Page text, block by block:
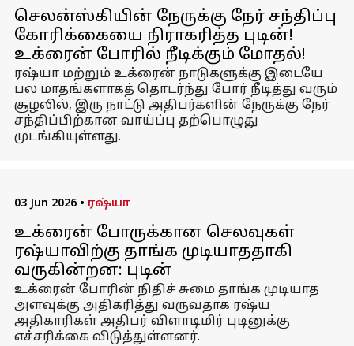
செலன்ஸ்கியின் நேருக்கு நேர் சந்திப்பு
கோரிக்கையை நிராகரித்த புடின்!
உக்ரைன் போரில் நீடிக்கும் மோதல்!
ரஷ்யா மற்றும் உக்ரைன் நாடுகளுக்கு இடையே
பல மாதங்களாகத் தொடர்ந்து போர் நீடித்து வரும்
சூழலில், இரு நாட்டு அதிபர்களின் நேருக்கு நேர்
சந்திப்பிற்கான வாய்ப்பு தற்பொழுது
முடங்கியுள்ளது.
03 Jun 2026 • ரஷ்யா
உக்ரைன் போருக்கான செலவுகள்
ரஷ்யாவிற்கு தாங்க முடியாததாகி
வருகின்றன: புடின்
உக்ரைன் போரின் நிதிச் சுமை தாங்க முடியாத
அளவுக்கு அதிகரித்து வருவதாக ரஷ்ய
அதிகாரிகள் அதிபர் விளாடிமிர் புடினுக்கு
எச்சரிக்கை விடுத்துள்ளனர்.